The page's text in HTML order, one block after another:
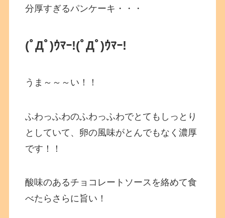
分厚すぎるパンケーキ・・・
(ﾟДﾟ)ｳﾏｰ!(ﾟДﾟ)ｳﾏｰ!
うま～～～い！！
ふわっふわのふわっふわでとてもしっとり
としていて、卵の風味がとんでもなく濃厚
です！！
酸味のあるチョコレートソースを絡めて食
べたらさらに旨い！